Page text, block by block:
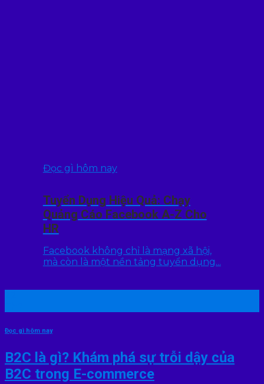
Đọc gì hôm nay
Tuyển Dụng Hiệu Quả: Chạy
Quảng Cáo Facebook A-Z Cho
HR
Facebook không chỉ là mạng xã hội,
mà còn là một nền tảng tuyển dụng...
Đọc gì hôm nay
B2C là gì? Khám phá sự trỗi dậy của
B2C trong E-commerce